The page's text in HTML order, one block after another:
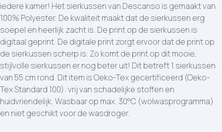
iedere kamer! Het sierkussen van Descanso is gemaakt van
100% Polyester. De kwaliteit maakt dat de sierkussen erg
soepel en heerlijk zacht is. De print op de sierkussen is
digitaal geprint. De digitale print zorgt ervoor dat de print op
de sierkussen scherp is. Zo komt de print op dit mooie,
stijlvolle sierkussen er nog beter uit! Dit betreft 1 sierkussen
van 55 cm rond. Dit item is Oeko-Tex gecertificeerd (Oeko-
Tex Standard 100): vrij van schadelijke stoffen en
huidvriendelijk. Wasbaar op max. 30°C (wolwasprogramma)
en niet geschikt voor de wasdroger.